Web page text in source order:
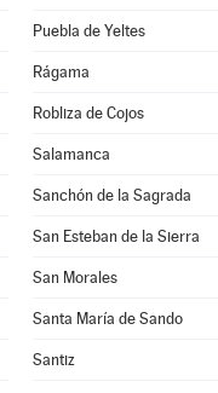
Puebla de Yeltes
Rágama
Robliza de Cojos
Salamanca
Sanchón de la Sagrada
San Esteban de la Sierra
San Morales
Santa María de Sando
Santiz